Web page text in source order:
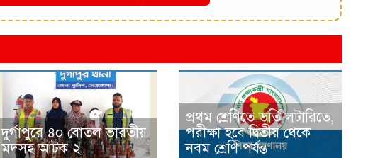
দুর্গাপুরে ৪০ বোতল ভারতীয়
মদসহ আটক ২
প্রথম শ্রেণিতে ভর্তি লটারিতে,
পরীক্ষা হবে দ্বিতীয় থেকে
নবম শ্রেণি পর্যন্ত